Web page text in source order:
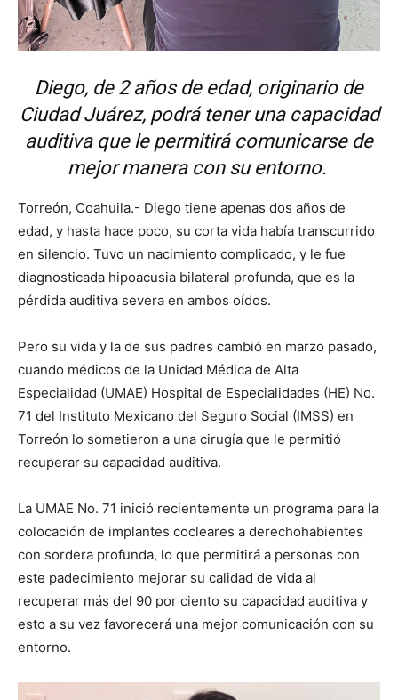
Diego, de 2 años de edad, originario de
Ciudad Juárez, podrá tener una capacidad
auditiva que le permitirá comunicarse de
mejor manera con su entorno.
Torreón, Coahuila.- Diego tiene apenas dos años de
edad, y hasta hace poco, su corta vida había transcurrido
en silencio. Tuvo un nacimiento complicado, y le fue
diagnosticada hipoacusia bilateral profunda, que es la
pérdida auditiva severa en ambos oídos.
Pero su vida y la de sus padres cambió en marzo pasado,
cuando médicos de la Unidad Médica de Alta
Especialidad (UMAE) Hospital de Especialidades (HE) No.
71 del Instituto Mexicano del Seguro Social (IMSS) en
Torreón lo sometieron a una cirugía que le permitió
recuperar su capacidad auditiva.
La UMAE No. 71 inició recientemente un programa para la
colocación de implantes cocleares a derechohabientes
con sordera profunda, lo que permitirá a personas con
este padecimiento mejorar su calidad de vida al
recuperar más del 90 por ciento su capacidad auditiva y
esto a su vez favorecerá una mejor comunicación con su
entorno.